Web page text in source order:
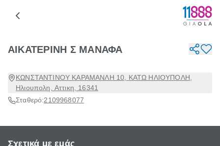
ΑΙΚΑΤΕΡΙΝΗ Σ ΜΑΝΑΦΑ
ΚΩΝΣΤΑΝΤΙΝΟΥ ΚΑΡΑΜΑΝΛΗ 10, ΚΑΤΩ ΗΛΙΟΥΠΟΛΗ,
Ηλιουπολη, Αττικη, 16341
Σταθερό:2109968077
Σχετικά με εμάς